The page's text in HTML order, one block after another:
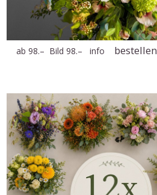
ab 98.– Bild 98.– info bestellen